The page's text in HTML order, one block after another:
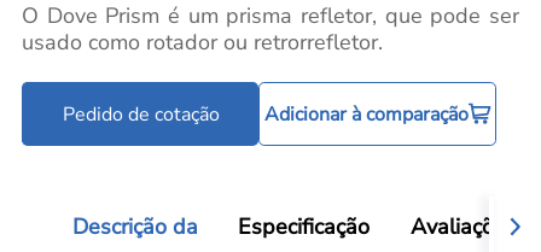
O Dove Prism é um prisma refletor, que pode ser
usado como rotador ou retrorrefletor.
Pedido de cotação Adicionar à comparação
Descrição da Especificação Avaliações